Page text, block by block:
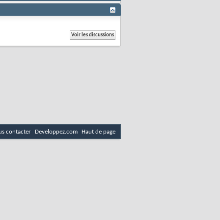
contacter Developpez.com Haut de page